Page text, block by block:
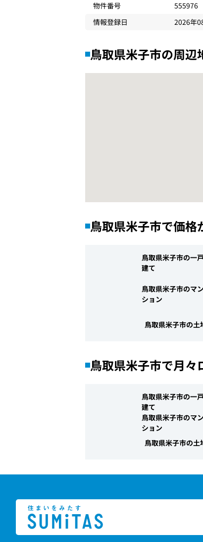
物件番号
555976
情報登録日
2026年
鳥取県米子市の周辺
鳥取県米子市で価格
鳥取県米子市の一
建て
鳥取県米子市のマン
ション
鳥取県米子市の土
鳥取県米子市で月々
鳥取県米子市の一
建て
鳥取県米子市のマン
ション
鳥取県米子市の土